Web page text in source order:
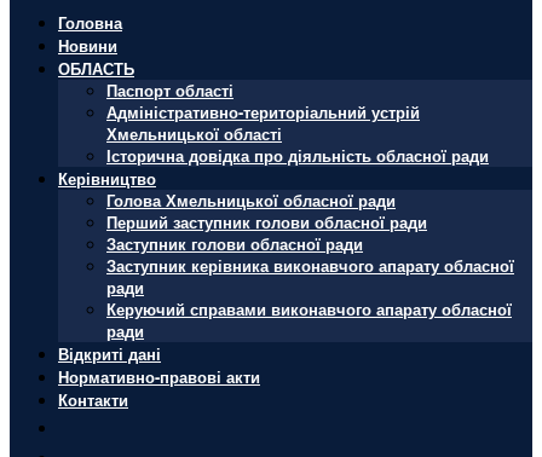
Головна
Новини
ОБЛАСТЬ
Паспорт області
Адміністративно-територіальний устрій
Хмельницької області
Історична довідка про діяльність обласної ради
Керівництво
Голова Хмельницької обласної ради
Перший заступник голови обласної ради
Заступник голови обласної ради
Заступник керівника виконавчого апарату обласної
ради
Керуючий справами виконавчого апарату обласної
ради
Відкриті дані
Нормативно-правові акти
Контакти